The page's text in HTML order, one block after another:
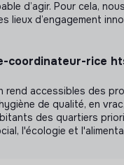
d’agir. Pour cela,
lieux d’engagement
coordinateur-rice
rend accessibles des
de qualité, en
des quartiers
l'écologie et